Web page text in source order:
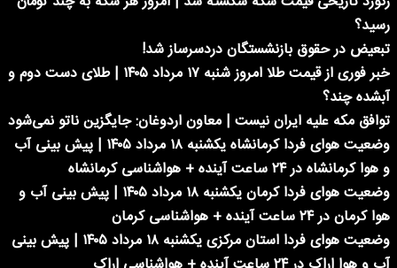
رسید؟
تبعیض در حقوق بازنشستگان دردسرساز شد!
خبر فوری از قیمت طلا امروز شنبه ۱۷ مرداد ۱۴۰۵ | طلای دست دوم و
آبشده چند؟
توافق مکه علیه ایران نیست | معاون اردوغان: جایگزین ناتو نمی‌شود
وضعیت هوای فردا کرمانشاه یکشنبه ۱۸ مرداد ۱۴۰۵ | پیش بینی آب
و هوا کرمانشاه در ۲۴ ساعت آینده + هواشناسی کرمانشاه
وضعیت هوای فردا کرمان یکشنبه ۱۸ مرداد ۱۴۰۵ | پیش بینی آب و
هوا کرمان در ۲۴ ساعت آینده + هواشناسی کرمان
وضعیت هوای فردا استان مرکزی یکشنبه ۱۸ مرداد ۱۴۰۵ | پیش بینی